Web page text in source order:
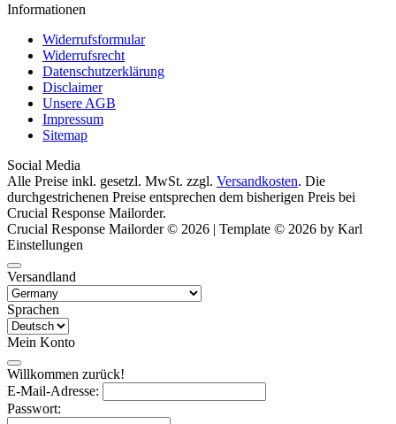
Informationen
Widerrufsformular
Widerrufsrecht
Datenschutzerklärung
Disclaimer
Unsere AGB
Impressum
Sitemap
Social Media
Alle Preise inkl. gesetzl. MwSt. zzgl. Versandkosten. Die
durchgestrichenen Preise entsprechen dem bisherigen Preis bei
Crucial Response Mailorder.
Crucial Response Mailorder © 2026 | Template © 2026 by Karl
Einstellungen
Versandland
Sprachen
Mein Konto
Willkommen zurück!
E-Mail-Adresse:
Passwort: